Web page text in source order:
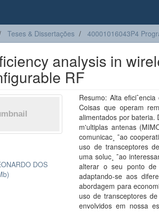
Teses & Dissertações 40001016043P4
analysis in
RF
DOS
Resumo: Alta
Coisas que operam
alimentados por bateria.
m'ultiplas antenas
comunicac¸ ˜ao
uso de transceptores
uma soluc¸ ˜ao
alterar o seu ponto de
adaptando-se aos
abordagem para
uso de transceptores
envolvidos em nossa